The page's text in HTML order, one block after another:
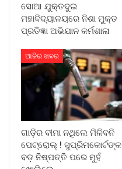
ସୋଆ ଯୁକ୍ତଦୁଇ
ମହାବିଦ୍ୟାଳୟରେ ନିଶା ମୁକ୍ତ
ପ୍ରତିଜ୍ଞା ଅଭିଯାନ କର୍ମଶାଳା
ଆଜିର ଖବର
ଗାଡ଼ିର ବୀମା ନଥିଲେ ମିଳିବନି
ପେଟ୍ରୋଲ୍ ! ସୁପ୍ରିମକୋର୍ଟଙ୍କ
ବଡ଼ ନିଷ୍ପତ୍ତି ପରେ ମୁହଁ